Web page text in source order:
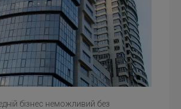
бізнес неможливий без